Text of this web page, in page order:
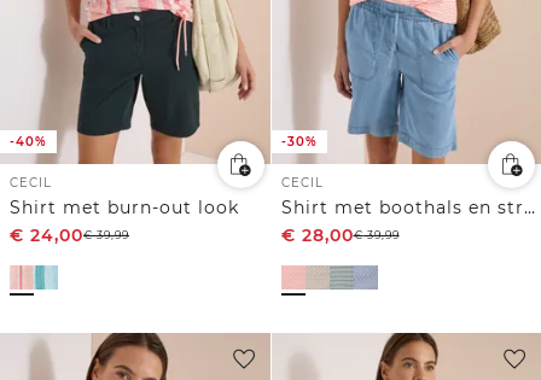
-40%
CECIL
Shirt met burn-out look
€ 24,00€39,99
-30%
CECIL
Shirt met boothals en strepen
€ 28,00€39,99